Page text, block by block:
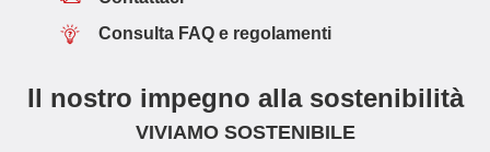
Consulta FAQ e regolamenti
Il nostro impegno alla sostenibilità
VIVIAMO SOSTENIBILE